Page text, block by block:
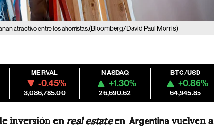
atractivo entre los ahorristas.(Bloomberg/David Paul Morris)
MERVAL
-0.45%
3,086,785.00
NASDAQ
+1.30%
26,690.62
BTC/USD
+0.86%
64,945.85
inversión en real estateen Argentina vuelven a